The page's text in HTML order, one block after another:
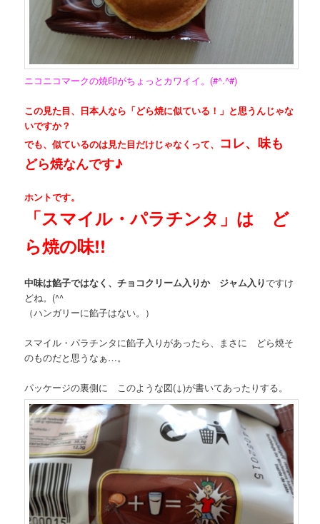
ニコニコマークの焼印がちょっとカワイイ。(#^.^#)
この見た目、日本人なら「どら焼に似ている！」と思うんじゃな
いですか？
でも、似ているのは見た目だけじゃなくって、 コレ、味も
どら焼なんです♪
ホントです。
「スマイル・パラチンタ」は ど
ら焼の味!!
中味は餡子ではなく、チョコクリーム入りか ジャム入りですけ
どね。(^^ゞ
（ハンガリーに餡子はない。）
スマイル・パラチンタに餡子入りがあったら、まさに どら焼そ
のものだと思うなぁ…。
パッケージの裏側に このような図(↓)が書いてあったりする。